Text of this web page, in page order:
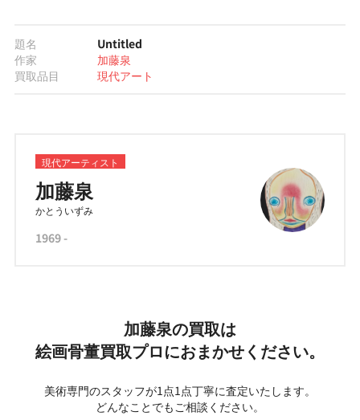
題名
Untitled
作家
加藤泉
買取品目
現代アート
現代アーティスト
加藤泉
かとういずみ
1969 -
加藤泉の買取は
絵画骨董買取プロにおまかせください。
美術専門のスタッフが1点1点丁寧に査定いたします。
どんなことでもご相談ください。